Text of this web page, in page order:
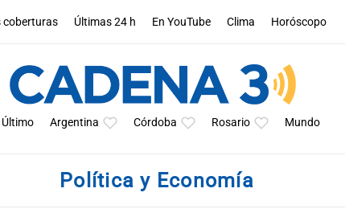
coberturas Últimas 24 h En YouTube Clima Horóscopo
Último Argentina Córdoba Rosario Mundo
Política y Economía